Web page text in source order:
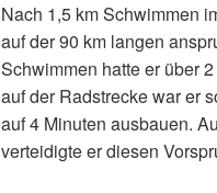
Nach 1,5 km Schwimmen
auf der 90 km langen
Schwimmen hatte er über
auf der Radstrecke war er
auf 4 Minuten ausbauen.
verteidigte er diesen